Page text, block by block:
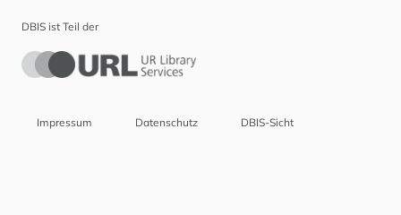
DBIS ist Teil der
Impressum Datenschutz DBIS-Sicht